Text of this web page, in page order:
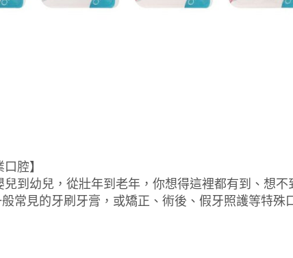
腔】
到幼兒，從壯年到老年，你想得這裡都有到、想
常見的牙刷牙膏，或矯正、術後、假牙照護等特殊